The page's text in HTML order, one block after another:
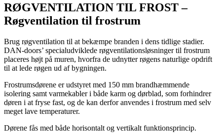
RØGVENTILATION TIL FROST –
Røgventilation til frostrum
Brug røgventilation til at bekæmpe branden i dens tidlige stadier.
DAN-doors’ specialudviklede røgventilationsløsninger til frostrum
placeres højt på muren, hvorfra de udnytter røgens naturlige opdrift
til at lede røgen ud af bygningen.
Frostrumsdørene er udstyret med 150 mm brandhæmmende
isolering samt varmekabler i både karm og dørblad, som forhindrer
døren i at fryse fast, og de kan derfor anvendes i frostrum med selv
meget lave temperaturer.
Dørene fås med både horisontalt og vertikalt funktionsprincip.